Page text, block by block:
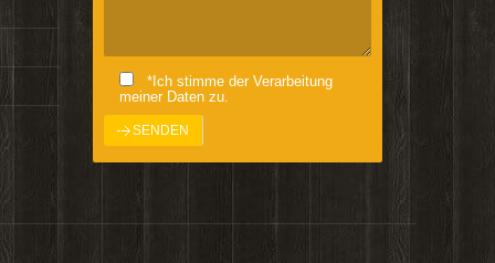
*Ich stimme der Verarbeitung
meiner Daten zu.